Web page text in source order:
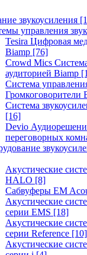
звукоусиления
управления
Tesira Цифровая
Biamp [76]
Crowd Mics
аудиторией Biamp
Система
Громкоговорители
Система
[16]
Devio
переговорных
Акустические
HALO [8]
Сабвуферы EM
Акустические
серии EMS [18]
Акустические
серии Reference [10]
Акустические